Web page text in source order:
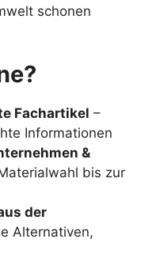
schonen
Fachartikel –
Informationen
&
bis zur
der
Alternativen,